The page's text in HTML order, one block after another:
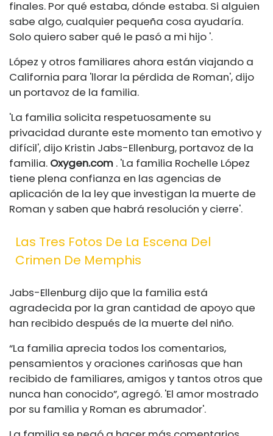
finales. Por qué estaba, dónde estaba. Si alguien
sabe algo, cualquier pequeña cosa ayudaría.
Solo quiero saber qué le pasó a mi hijo '.
López y otros familiares ahora están viajando a
California para 'llorar la pérdida de Roman', dijo
un portavoz de la familia.
'La familia solicita respetuosamente su
privacidad durante este momento tan emotivo y
difícil', dijo Kristin Jabs-Ellenburg, portavoz de la
familia. Oxygen.com . 'La familia Rochelle López
tiene plena confianza en las agencias de
aplicación de la ley que investigan la muerte de
Roman y saben que habrá resolución y cierre'.
Las Tres Fotos De La Escena Del
Crimen De Memphis
Jabs-Ellenburg dijo que la familia está
agradecida por la gran cantidad de apoyo que
han recibido después de la muerte del niño.
“La familia aprecia todos los comentarios,
pensamientos y oraciones cariñosas que han
recibido de familiares, amigos y tantos otros que
nunca han conocido”, agregó. 'El amor mostrado
por su familia y Roman es abrumador'.